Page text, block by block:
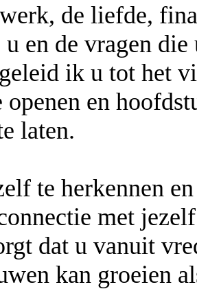
de liefde,
en de vragen
ik u tot het
openen en
laten.
te herkennen
met
dat u vanuit
kan groeien